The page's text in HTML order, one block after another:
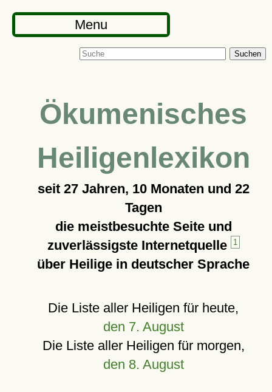
Menu
Suchen
Ökumenisches
Heiligenlexikon
seit 27 Jahren, 10 Monaten und 22
Tagen
die meistbesuchte Seite und
zuverlässigste Internetquelle
1
über Heilige in deutscher Sprache
Die Liste aller Heiligen für heute,
den 7. August
Die Liste aller Heiligen für morgen,
den 8. August